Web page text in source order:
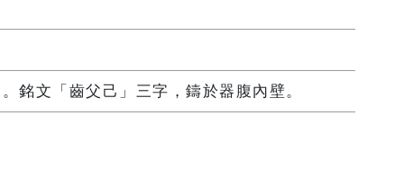
銘文「齒父己」三字，鑄於器腹內壁。